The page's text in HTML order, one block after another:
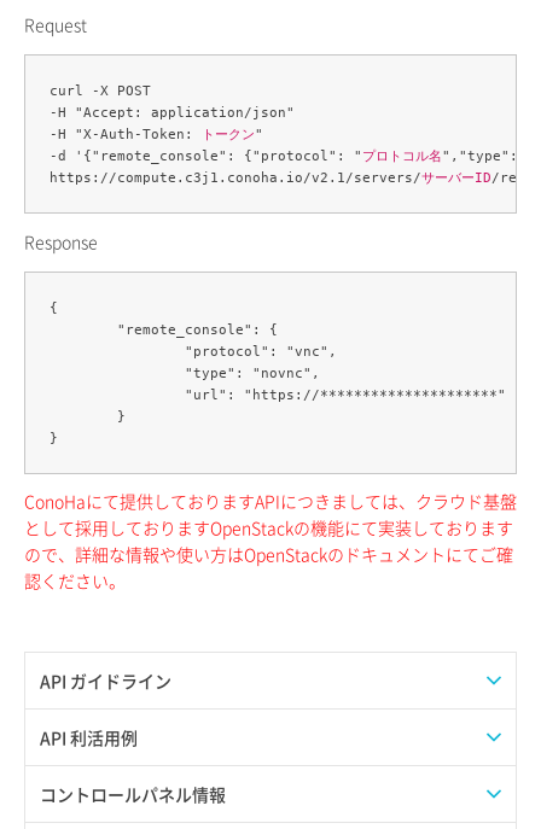
API ガイドライン
APIのご利用について
API 利活用例
APIでAPIサブユーザーを作成する
コントロールパネル情報
Request
curl -X POST
-H "Accept: application/json"
-H "X-Auth-Token:
トークン"
-d '{"remote_console": {"protocol": " プロトコル名","type": "
https://compute.c3j1.conoha.io/v2.1/servers/サーバーID
Response
{
ConoHaにて提供しておりますAPIにつきましては、クラウド基盤
として採用しておりますOpenStackの機能にて実装しております
ので、詳細な情報や使い方はOpenStackのドキュメントにてご確
認ください。